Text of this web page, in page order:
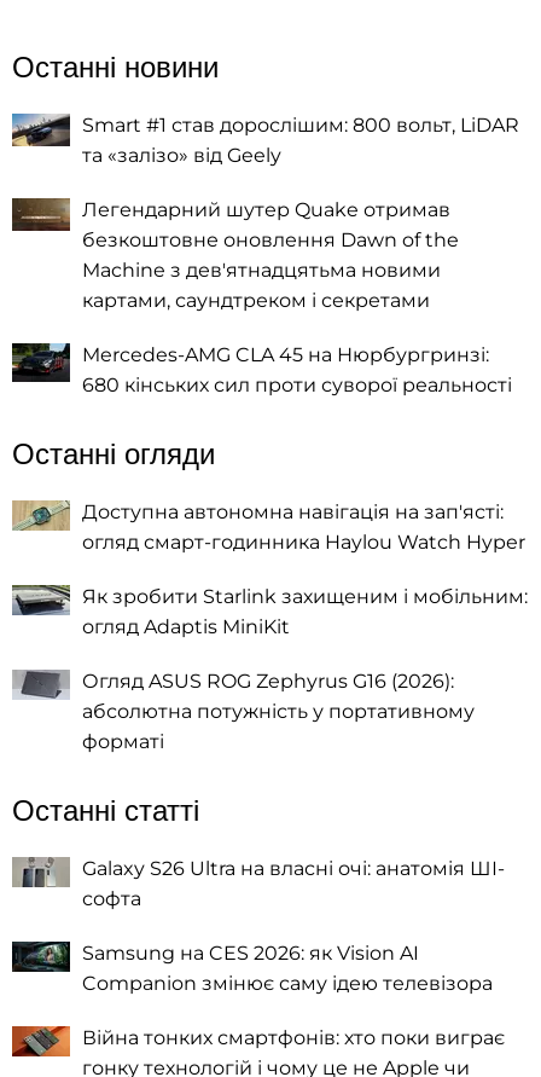
Останні новини
Smart #1 став дорослішим: 800 вольт, LiDAR
та «залізо» від Geely
Легендарний шутер Quake отримав
безкоштовне оновлення Dawn of the
Machine з дев'ятнадцятьма новими
картами, саундтреком і секретами
Mercedes-AMG CLA 45 на Нюрбургринзі:
680 кінських сил проти суворої реальності
Останні огляди
Доступна автономна навігація на зап'ясті:
огляд смарт-годинника Haylou Watch Hyper
Як зробити Starlink захищеним і мобільним:
огляд Adaptis MiniKit
Огляд ASUS ROG Zephyrus G16 (2026):
абсолютна потужність у портативному
форматі
Останні статті
Galaxy S26 Ultra на власні очі: анатомія ШІ-
софта
Samsung на CES 2026: як Vision AI
Companion змінює саму ідею телевізора
Війна тонких смартфонів: хто поки виграє
гонку технологій і чому це не Apple чи